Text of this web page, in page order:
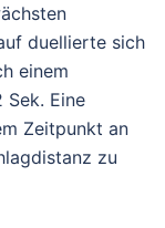
duellierte sich
einem
Sek. Eine
Zeitpunkt an
zu